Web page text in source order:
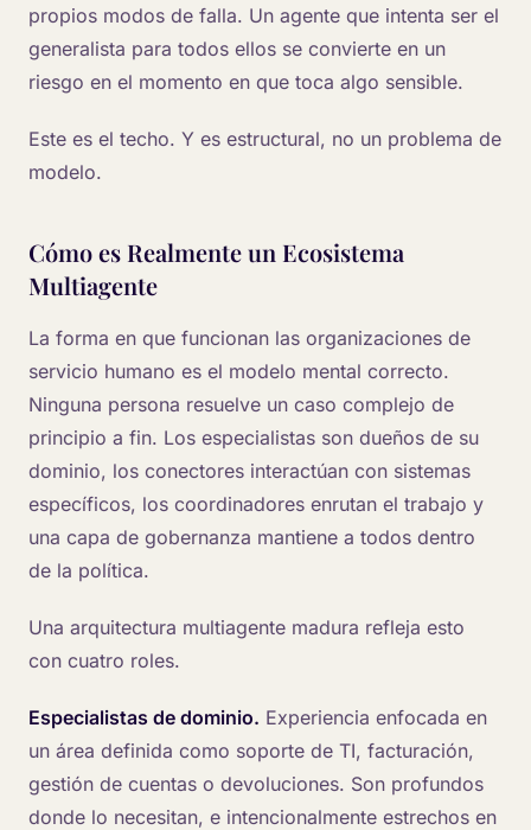
propios modos de falla. Un agente que intenta ser el
generalista para todos ellos se convierte en un
riesgo en el momento en que toca algo sensible.
Este es el techo. Y es estructural, no un problema de
modelo.
Cómo es Realmente un Ecosistema
Multiagente
La forma en que funcionan las organizaciones de
servicio humano es el modelo mental correcto.
Ninguna persona resuelve un caso complejo de
principio a fin. Los especialistas son dueños de su
dominio, los conectores interactúan con sistemas
específicos, los coordinadores enrutan el trabajo y
una capa de gobernanza mantiene a todos dentro
de la política.
Una arquitectura multiagente madura refleja esto
con cuatro roles.
Especialistas de dominio. Experiencia enfocada en
un área definida como soporte de TI, facturación,
gestión de cuentas o devoluciones. Son profundos
donde lo necesitan, e intencionalmente estrechos en